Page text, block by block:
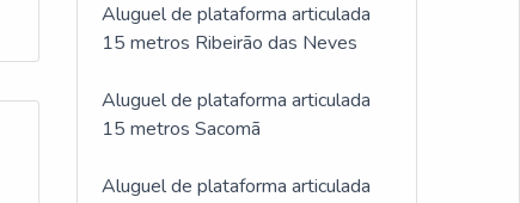
Aluguel de plataforma articulada
15 metros Ribeirão das Neves
Aluguel de plataforma articulada
15 metros Sacomã
Aluguel de plataforma articulada